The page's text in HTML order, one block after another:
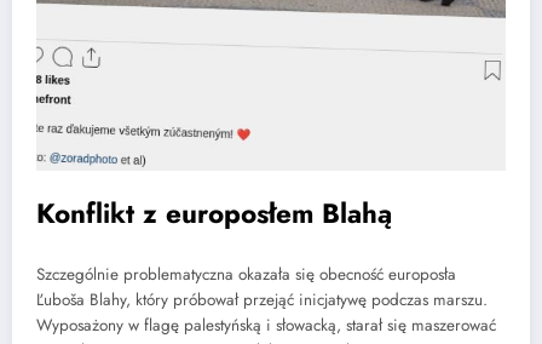
Konflikt z europosłem Blahą
Szczególnie problematyczna okazała się obecność europosła
Ľuboša Blahy, który próbował przejąć inicjatywę podczas marszu.
Wyposażony w flagę palestyńską i słowacką, starał się maszerować